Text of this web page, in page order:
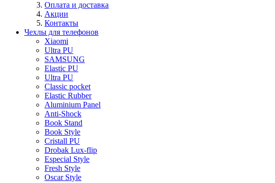
Оплата и доставка
Акции
Контакты
Чехлы для телефонов
Xiaomi
Ultra PU
SAMSUNG
Elastic PU
Ultra PU
Classic pocket
Elastic Rubber
Aluminium Panel
Anti-Shock
Book Stand
Book Style
Cristall PU
Drobak Lux-flip
Especial Style
Fresh Style
Oscar Style